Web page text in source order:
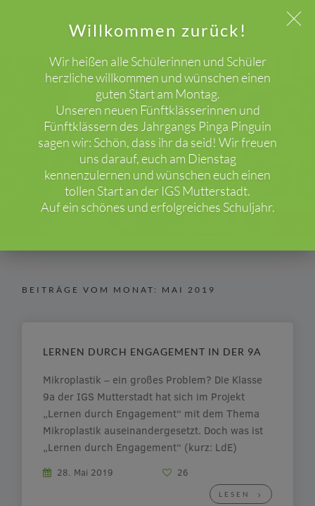
Willkommen zurück!
Wir heißen alle Schülerinnen und Schüler
herzliche willkommen und wünschen einen
guten Start am Montag.
Unseren neuen Fünftklässerinnen und
Fünftklässern des Jahrgangs Pinga Pinguin
sagen wir: Schön, dass ihr da seid! Wir freuen
uns darauf, euch am Dienstag
kennenzulernen und wünschen euch einen
tollen Start an der IGS Mutterstadt.
Auf ein schönes und erfolgreiches Schuljahr.
Beiträge
HOME 2019
BEITRÄGE VOM MONAT: MAI 2019
LESEN
LERNEN DURCH ENGAGEMENT IN DER 9A
Mikroplastik – ein großes Problem? Die Klasse
9a der IGS Mutterstadt hat sich im Projekt
„Lernen durch Engagement“ mit dem Thema
Mikroplastik auseinandergesetzt. Doch was ist
„Lernen durch Engagement“ (kurz: LdE)
ein bundesweites Netzwerk, in dem sich
Schulklassen mit bestimmten Themen
28. Mai 2019 26